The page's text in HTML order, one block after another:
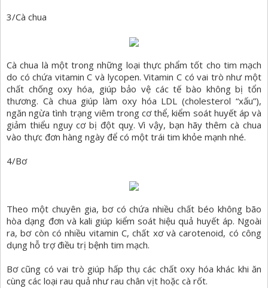
3/Cà chua
Cà chua là một trong những loại thực phẩm tốt cho tim mạch
do có chứa vitamin C và lycopen. Vitamin C có vai trò như một
chất chống oxy hóa, giúp bảo vệ các tế bào không bị tổn
thương. Cà chua giúp làm oxy hóa LDL (cholesterol “xấu”),
ngăn ngừa tình trạng viêm trong cơ thể, kiểm soát huyết áp và
giảm thiểu nguy cơ bị đột quỵ. Vì vậy, bạn hãy thêm cà chua
vào thực đơn hàng ngày để có một trái tim khỏe mạnh nhé.
4/Bơ
Theo một chuyên gia, bơ có chứa nhiều chất béo không bão
hòa dạng đơn và kali giúp kiểm soát hiệu quả huyết áp. Ngoài
ra, bơ còn có nhiều vitamin C, chất xơ và carotenoid, có công
dụng hỗ trợ điều trị bệnh tim mạch.
Bơ cũng có vai trò giúp hấp thụ các chất oxy hóa khác khi ăn
cùng các loại rau quả như rau chân vịt hoặc cà rốt.